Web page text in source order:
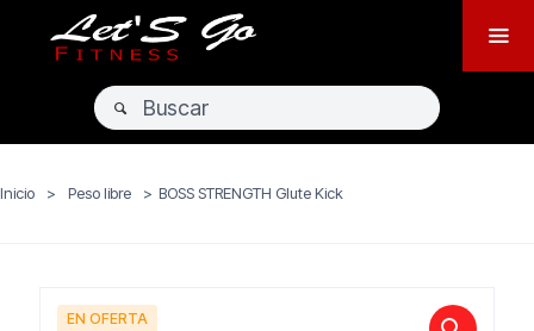
Inicio > Peso libre > BOSS STRENGTH Glute Kick
EN OFERTA